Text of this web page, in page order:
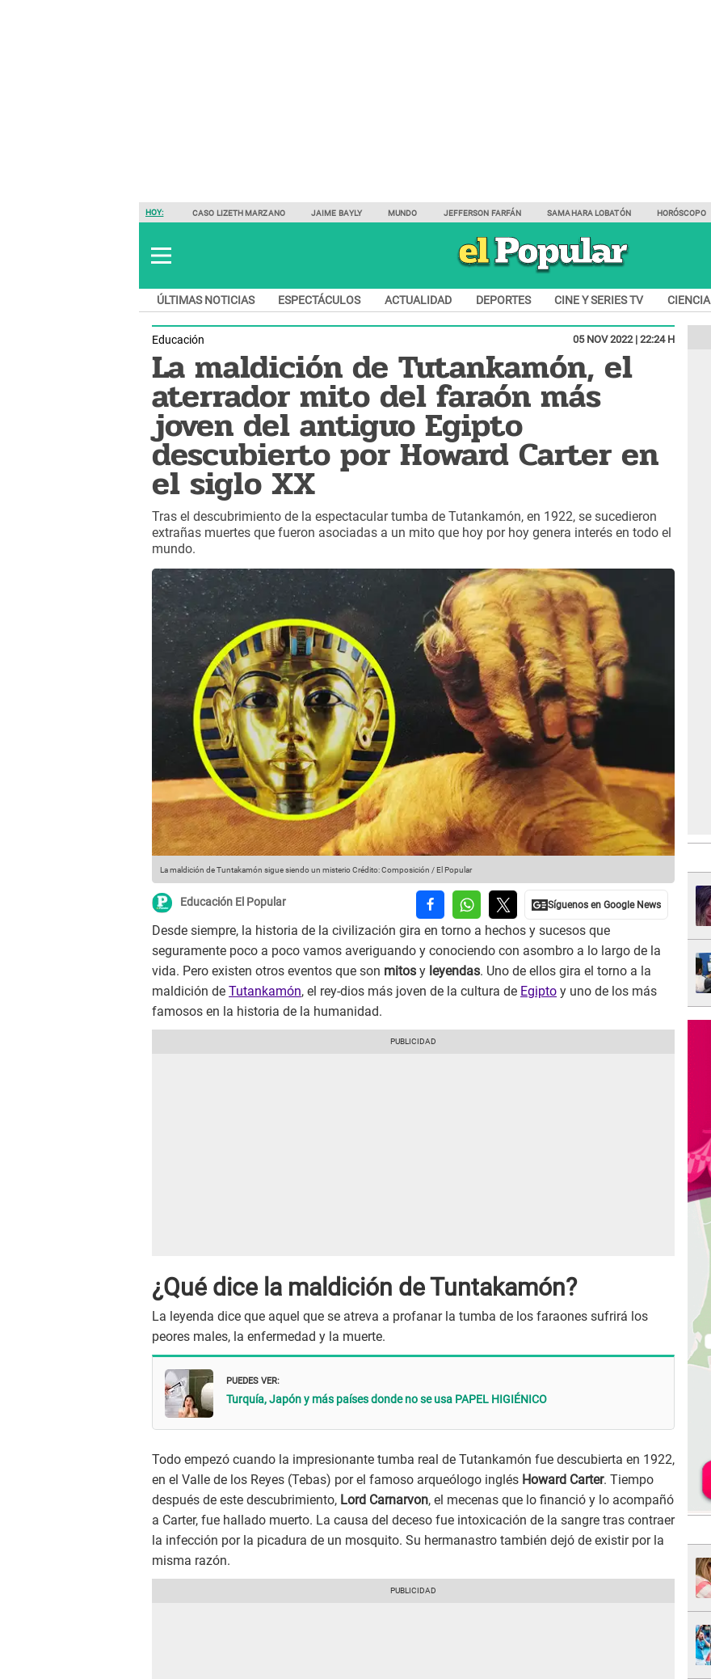
HOY: CASO LIZETH MARZANO JAIME BAYLY MUNDO JEFFERSON FARFÁN SAMAHARA LOBATÓN HORÓSCOPO
ÚLTIMAS NOTICIAS ESPECTÁCULOS ACTUALIDAD DEPORTES CINE Y SERIES TV CIENCIA
Educación 05 NOV 2022 | 22:24 H
La maldición de Tutankamón, el
aterrador mito del faraón más
joven del antiguo Egipto
descubierto por Howard Carter en
el siglo XX
Tras el descubrimiento de la espectacular tumba de Tutankamón, en 1922, se sucedieron
extrañas muertes que fueron asociadas a un mito que hoy por hoy genera interés en todo el
mundo.
La maldición de Tuntakamón sigue siendo un misterioCrédito: Composición / El Popular
Educación El Popular
Desde siempre, la historia de la civilización gira en torno a hechos y sucesos que
seguramente poco a poco vamos averiguando y conociendo con asombro a lo largo de la
vida. Pero existen otros eventos que son mitos y leyendas. Uno de ellos gira el torno a la
maldición de Tutankamón, el rey-dios más joven de la cultura de Egipto y uno de los más
famosos en la historia de la humanidad.
¿Qué dice la maldición de Tuntakamón?
La leyenda dice que aquel que se atreva a profanar la tumba de los faraones sufrirá los
peores males, la enfermedad y la muerte.
PUEDES VER:
Turquía, Japón y más países donde no se usa PAPEL HIGIÉNICO
Todo empezó cuando la impresionante tumba real de Tutankamón fue descubierta en 1922,
en el Valle de los Reyes (Tebas) por el famoso arqueólogo inglés Howard Carter. Tiempo
después de este descubrimiento, Lord Carnarvon, el mecenas que lo financió y lo acompañó
a Carter, fue hallado muerto. La causa del deceso fue intoxicación de la sangre tras contraer
la infección por la picadura de un mosquito. Su hermanastro también dejó de existir por la
misma razón.